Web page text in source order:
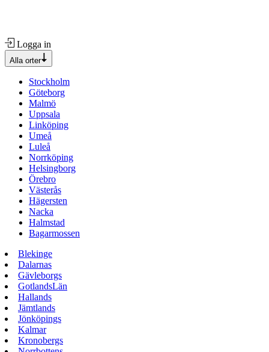
Logga in
Alla orter
Stockholm
Göteborg
Malmö
Uppsala
Linköping
Umeå
Luleå
Norrköping
Helsingborg
Örebro
Västerås
Hägersten
Nacka
Halmstad
Bagarmossen
Blekinge
Dalarnas
Gävleborgs
GotlandsLän
Hallands
Jämtlands
Jönköpings
Kalmar
Kronobergs